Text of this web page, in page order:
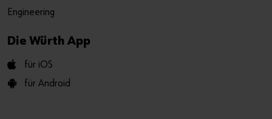
Engineering
Die Würth App
für iOS
für Android